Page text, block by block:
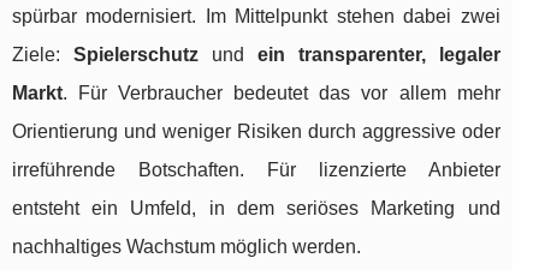
spürbar modernisiert. Im Mittelpunkt stehen dabei zwei
Ziele: Spielerschutzund ein transparenter, legaler
Markt. Für Verbraucher bedeutet das vor allem mehr
Orientierung und weniger Risiken durch aggressive oder
irreführende Botschaften. Für lizenzierte Anbieter
entsteht ein Umfeld, in dem seriöses Marketing und
nachhaltiges Wachstum möglich werden.